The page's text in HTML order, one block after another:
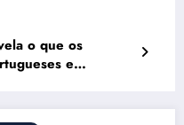
o que os
e